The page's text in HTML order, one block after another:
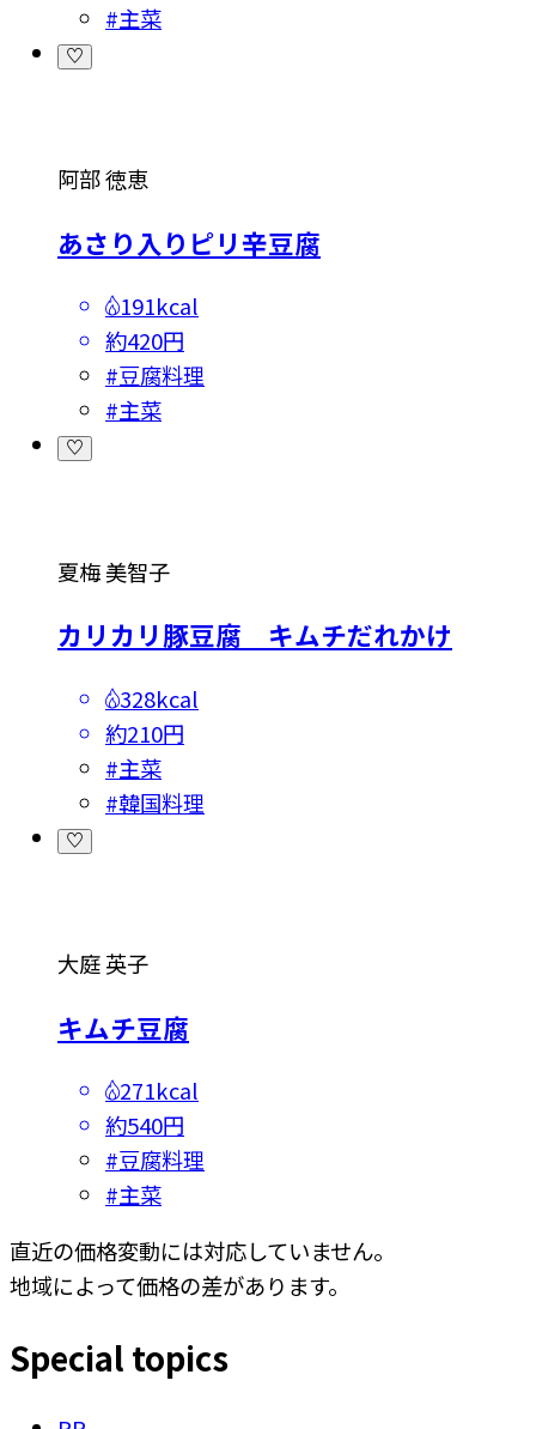
#主菜
阿部 徳恵
あさり入りピリ辛豆腐
191kcal
約420円
#豆腐料理
#主菜
夏梅 美智子
カリカリ豚豆腐 キムチだれかけ
328kcal
約210円
#主菜
#韓国料理
大庭 英子
キムチ豆腐
271kcal
約540円
#豆腐料理
#主菜
直近の価格変動には対応していません。
地域によって価格の差があります。
Special topics